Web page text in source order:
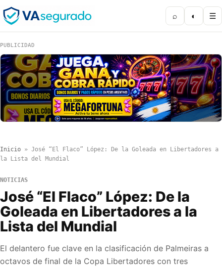
⌕ ◐ ☰
PUBLICIDAD
Inicio » José “El Flaco” López: De la Goleada en Libertadores a
la Lista del Mundial
NOTICIAS
José “El Flaco” López: De la
Goleada en Libertadores a la
Lista del Mundial
El delantero fue clave en la clasificación de Palmeiras a
octavos de final de la Copa Libertadores con tres